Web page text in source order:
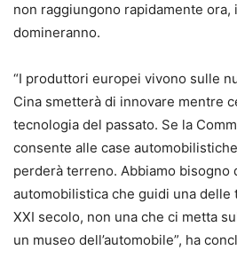
non raggiungono rapidamente
domineranno.
“I produttori europei vivono sulle
Cina smetterà di innovare mentre
tecnologia del passato. Se la
consente alle case
perderà terreno. Abbiamo bisogno
automobilistica che guidi una
XXI secolo, non una che ci metta
un museo dell’automobile”, ha